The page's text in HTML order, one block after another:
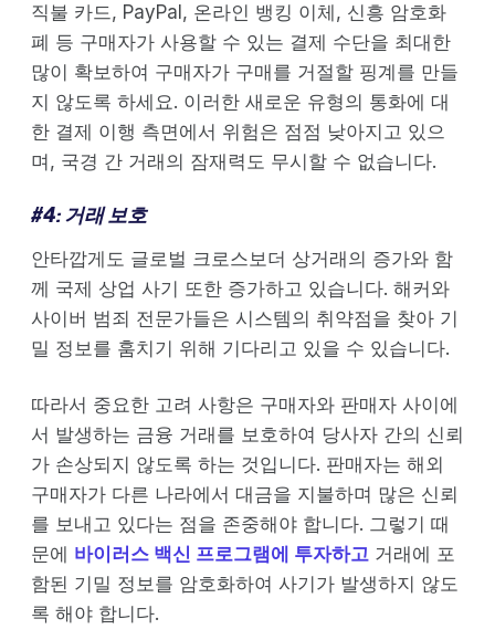
직불 카드, PayPal, 온라인 뱅킹 이체, 신흥 암호화
폐 등 구매자가 사용할 수 있는 결제 수단을 최대한
많이 확보하여 구매자가 구매를 거절할 핑계를 만들
지 않도록 하세요. 이러한 새로운 유형의 통화에 대
한 결제 이행 측면에서 위험은 점점 낮아지고 있으
며, 국경 간 거래의 잠재력도 무시할 수 없습니다.
#4: 거래 보호
안타깝게도 글로벌 크로스보더 상거래의 증가와 함
께 국제 상업 사기 또한 증가하고 있습니다. 해커와
사이버 범죄 전문가들은 시스템의 취약점을 찾아 기
밀 정보를 훔치기 위해 기다리고 있을 수 있습니다.
따라서 중요한 고려 사항은 구매자와 판매자 사이에
서 발생하는 금융 거래를 보호하여 당사자 간의 신뢰
가 손상되지 않도록 하는 것입니다. 판매자는 해외
구매자가 다른 나라에서 대금을 지불하며 많은 신뢰
를 보내고 있다는 점을 존중해야 합니다. 그렇기 때
문에 바이러스 백신 프로그램에 투자하고 거래에 포
함된 기밀 정보를 암호화하여 사기가 발생하지 않도
록 해야 합니다.